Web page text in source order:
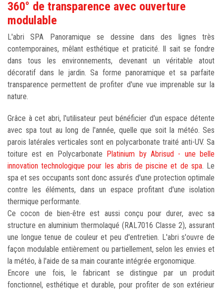
360° de transparence avec ouverture
modulable
L'abri SPA Panoramique se dessine dans des lignes très
contemporaines, mêlant esthétique et praticité. Il sait se fondre
dans tous les environnements, devenant un véritable atout
décoratif dans le jardin. Sa forme panoramique et sa parfaite
transparence permettent de profiter d'une vue imprenable sur la
nature.
Grâce à cet abri, l'utilisateur peut bénéficier d'un espace détente
avec spa tout au long de l'année, quelle que soit la météo. Ses
parois latérales verticales sont en polycarbonate traité anti-UV. Sa
toiture est en Polycarbonate Platinium by Abrisud - une belle
innovation technologique pour les abris de piscine et de spa. Le
spa et ses occupants sont donc assurés d'une protection optimale
contre les éléments, dans un espace profitant d'une isolation
thermique performante.
Ce cocon de bien-être est aussi conçu pour durer, avec sa
structure en aluminium thermolaqué (RAL7016 Classe 2), assurant
une longue tenue de couleur et peu d'entretien. L'abri s'ouvre de
façon modulable entièrement ou partiellement, selon les envies et
la météo, à l'aide de sa main courante intégrée ergonomique.
Encore une fois, le fabricant se distingue par un produit
fonctionnel, esthétique et durable, pour profiter de son extérieur